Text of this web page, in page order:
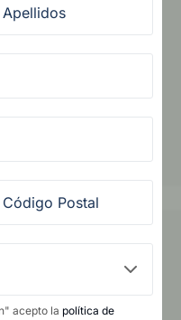
acepto la política de